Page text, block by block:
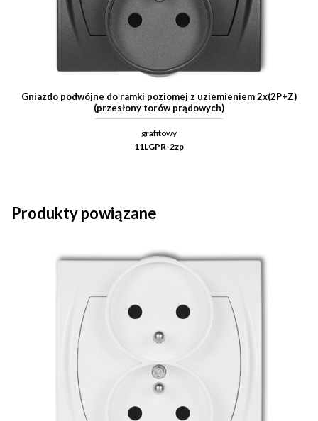
Gniazdo podwójne do ramki poziomej z uziemieniem 2x(2P+Z)
(przesłony torów prądowych)
grafitowy
11LGPR-2zp
Produkty powiązane